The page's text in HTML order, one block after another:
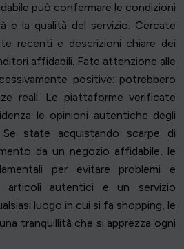
può confermare le condizioni
e la qualità del servizio. Cercate
recenti e descrizioni chiare dei
affidabili. Fate attenzione alle
positive: potrebbero
reali. Le piattaforme verificate
le opinioni autentiche degli
Se state acquistando scarpe di
da un negozio affidabile, le
per evitare problemi e
articoli autentici e un servizio
luogo in cui si fa shopping, le
tranquillità che si apprezza ogni